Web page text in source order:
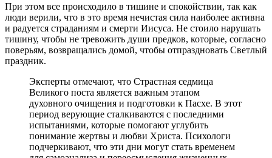
При этом все происходило в тишине и спокойствии, так как
люди верили, что в это время нечистая сила наиболее активна
и радуется страданиям и смерти Иисуса. Не стоило нарушать
тишину, чтобы не тревожить души предков, которые, согласно
поверьям, возвращались домой, чтобы отпраздновать Светлый
праздник.
Эксперты отмечают, что Страстная седмица
Великого поста является важным этапом
духовного очищения и подготовки к Пасхе. В этот
период верующие сталкиваются с последними
испытаниями, которые помогают углубить
понимание жертвы и любви Христа. Психологи
подчеркивают, что эти дни могут стать временем